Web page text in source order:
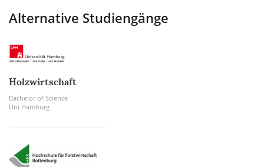
Alternative Studiengänge
Holzwirtschaft
Bachelor of Science
Uni Hamburg